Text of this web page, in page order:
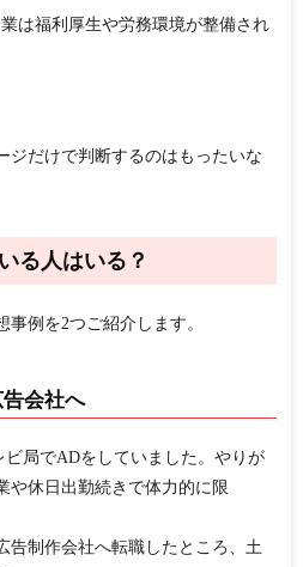
は福利厚生や労務環境が整備され
ジだけで判断するのはもったいな
る人はいる？
例を2つご紹介します。
会社へ
局でADをしていました。やりが
や休日出勤続きで体力的に限
制作会社へ転職したところ、 土